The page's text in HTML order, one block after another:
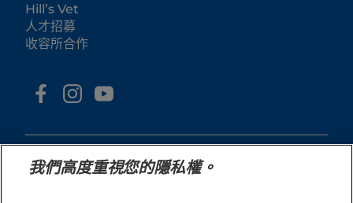
Hill’s Vet
人才招募
收容所合作
我們高度重視您的隱私權。